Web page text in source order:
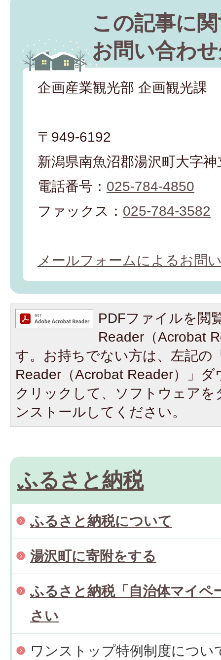
この記事に
お問い合わ
企画産業観光部 企画観光課
〒949-6192
新潟県南魚沼郡湯沢町大字
電話番号： 025-784-4850
ファックス： 025-784-3582
メールフォームによるお問
PDFファイルを閲
Reader（Acrobat
す。お持ちでない方は、左記の
Reader（Acrobat Reader）」
クリックして、ソフトウェア
ンストールしてください。
ふるさと納税
ふるさと納税について
湯沢町に寄附をする
ふるさと納税「自治体マイペ
さい
ワンストップ特例制度につい